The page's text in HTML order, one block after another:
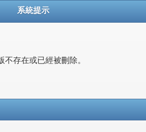
系統提示
不存在或已經被刪除。